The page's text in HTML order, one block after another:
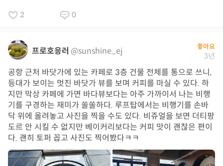
2 0
프로호응러 @sunshine_ej 좋아요
3년
공항 근처 바닷가에 있는 카페로 3층 건물 전체를 통으로 쓰니,
등대가 보이는 멋진 바닷가 뷰를 보며 커피를 마실 수 있다. 하
지만 막상 카페에 가면 바다뷰보다는 아주 가까이서 나는 비행
기를 구경하는 재미가 쏠쏠하다. 루프탑에서는 비행기를 손바
닥 위에 올려놓고 사진을 찍을 수도 있다. 비쥬얼을 보면 더티팡
도르 안 시킬 수 없지만 베이커리보다는 커피 맛이 괜찮은 편이
다. 괜히 토퍼 꼽고 사진도 찍어봤다ㅋㅋ